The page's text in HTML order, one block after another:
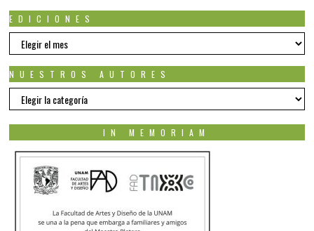
EDICIONES
EDICIONES
NUESTROS AUTORES
Nuestros
autores
IN MEMORIAM